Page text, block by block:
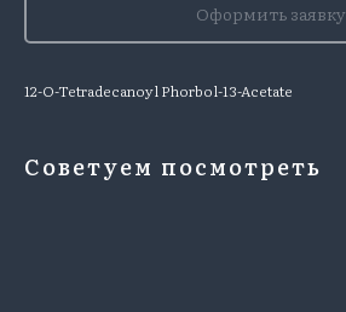
Оформить заявку
12-O-Tetradecanoyl Phorbol-13-Acetate
Советуем посмотреть